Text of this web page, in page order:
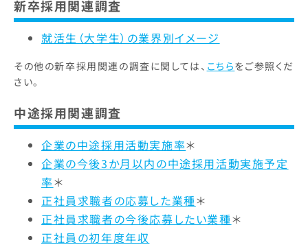
新卒採用関連調査
就活生（大学生）の業界別イメージ
その他の新卒採用関連の調査に関しては、 こちらをご参照くだ
さい。
中途採用関連調査
企業の中途採用活動実施率＊
企業の今後3か月以内の中途採用活動実施予定
率＊
正社員求職者の応募した業種＊
正社員求職者の今後応募したい業種＊
正社員の初年度年収